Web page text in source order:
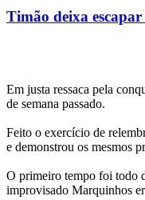
Timão deixa
Em justa ressaca pela
de semana passado.
Feito o exercício de
e demonstrou os mesmos
O primeiro tempo foi todo
improvisado Marquinhos